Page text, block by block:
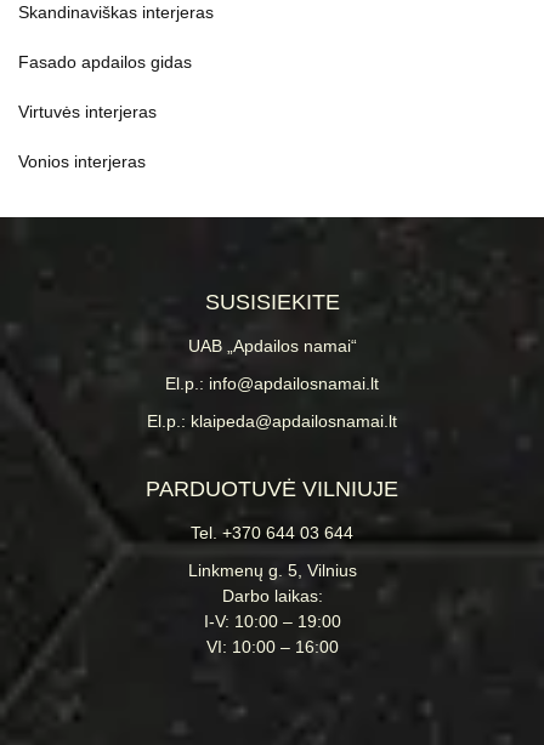
Skandinaviškas interjeras
Fasado apdailos gidas
Virtuvės interjeras
Vonios interjeras
SUSISIEKITE
UAB „Apdailos namai“
El.p.: info@apdailosnamai.lt
El.p.: klaipeda@apdailosnamai.lt
PARDUOTUVĖ VILNIUJE
Tel. +370 644 03 644
Linkmenų g. 5, Vilnius
Darbo laikas:
I-V: 10:00 – 19:00
VI: 10:00 – 16:00